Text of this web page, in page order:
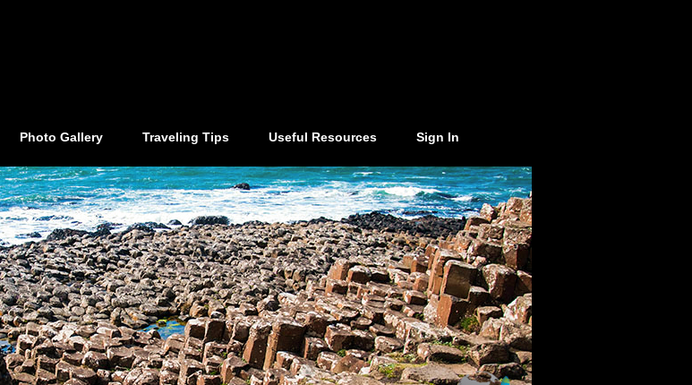
Photo Gallery Traveling Tips Useful Resources Sign In